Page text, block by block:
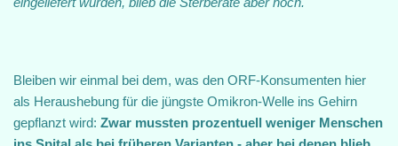
Bleiben wir einmal bei dem, was den ORF-Konsumenten hier
als Heraushebung für die jüngste Omikron-Welle ins Gehirn
gepflanzt wird: Zwar mussten prozentuell weniger Menschen